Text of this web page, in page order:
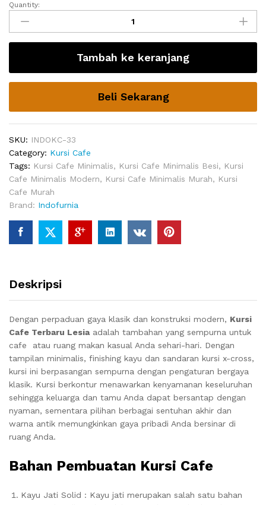
Kursi
Cafe
Terbaru
Lesia
Quantity:
Tambah ke keranjang
Beli Sekarang
SKU: INDOKC-33
Category: Kursi Cafe
Tags: Kursi Cafe Minimalis, Kursi Cafe Minimalis Besi, Kursi
Cafe Minimalis Modern, Kursi Cafe Minimalis Murah, Kursi
Cafe Murah
Brand: Indofurnia
Deskripsi
Dengan perpaduan gaya klasik dan konstruksi modern, Kursi
Cafe Terbaru Lesiaadalah tambahan yang sempurna untuk
cafe atau ruang makan kasual Anda sehari-hari. Dengan
tampilan minimalis, finishing kayu dan sandaran kursi x-cross,
kursi ini berpasangan sempurna dengan pengaturan bergaya
klasik. Kursi berkontur menawarkan kenyamanan keseluruhan
sehingga keluarga dan tamu Anda dapat bersantap dengan
nyaman, sementara pilihan berbagai sentuhan akhir dan
warna antik memungkinkan gaya pribadi Anda bersinar di
ruang Anda.
Bahan Pembuatan Kursi Cafe
Kayu Jati Solid : Kayu jati merupakan salah satu bahan